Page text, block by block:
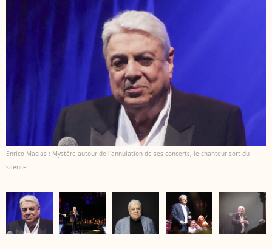
Enrico Macias : Mystère autour de l'annulation de ses concerts, le chanteur sort du
silence